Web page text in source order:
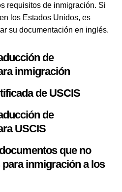
requisitos de inmigración. Si
los Estados Unidos, es
su documentación en inglés.
de
inmigración
de USCIS
de
USCIS
que no
inmigración a los